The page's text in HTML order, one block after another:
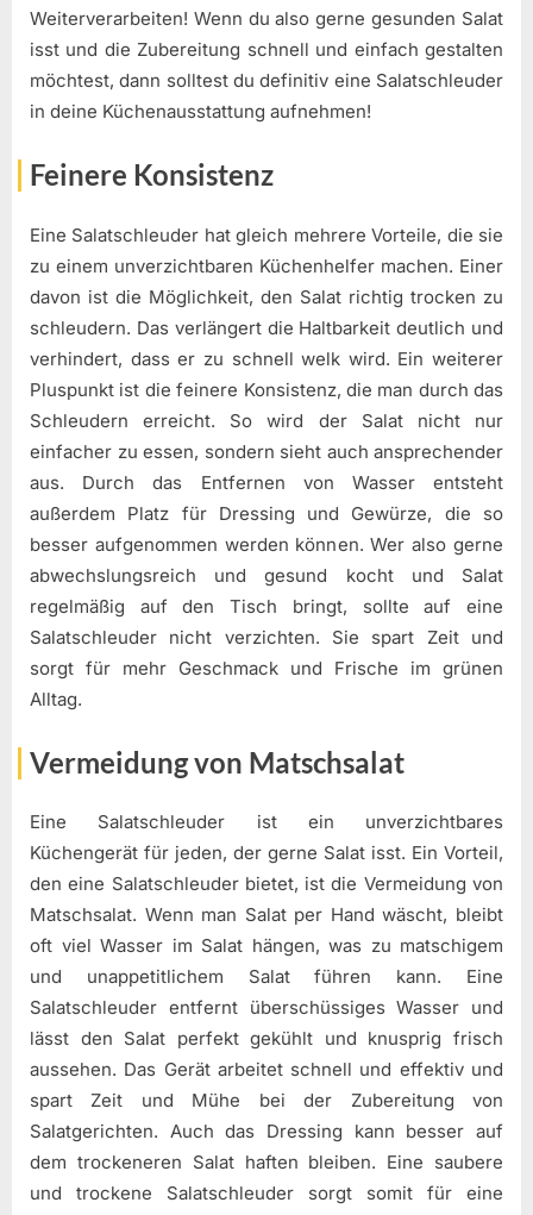
Weiterverarbeiten! Wenn du also gerne gesunden Salat
isst und die Zubereitung schnell und einfach gestalten
möchtest, dann solltest du definitiv eine Salatschleuder
in deine Küchenausstattung aufnehmen!
Feinere Konsistenz
Eine Salatschleuder hat gleich mehrere Vorteile, die sie
zu einem unverzichtbaren Küchenhelfer machen. Einer
davon ist die Möglichkeit, den Salat richtig trocken zu
schleudern. Das verlängert die Haltbarkeit deutlich und
verhindert, dass er zu schnell welk wird. Ein weiterer
Pluspunkt ist die feinere Konsistenz, die man durch das
Schleudern erreicht. So wird der Salat nicht nur
einfacher zu essen, sondern sieht auch ansprechender
aus. Durch das Entfernen von Wasser entsteht
außerdem Platz für Dressing und Gewürze, die so
besser aufgenommen werden können. Wer also gerne
abwechslungsreich und gesund kocht und Salat
regelmäßig auf den Tisch bringt, sollte auf eine
Salatschleuder nicht verzichten. Sie spart Zeit und
sorgt für mehr Geschmack und Frische im grünen
Alltag.
Vermeidung von Matschsalat
Eine Salatschleuder ist ein unverzichtbares
Küchengerät für jeden, der gerne Salat isst. Ein Vorteil,
den eine Salatschleuder bietet, ist die Vermeidung von
Matschsalat. Wenn man Salat per Hand wäscht, bleibt
oft viel Wasser im Salat hängen, was zu matschigem
und unappetitlichem Salat führen kann. Eine
Salatschleuder entfernt überschüssiges Wasser und
lässt den Salat perfekt gekühlt und knusprig frisch
aussehen. Das Gerät arbeitet schnell und effektiv und
spart Zeit und Mühe bei der Zubereitung von
Salatgerichten. Auch das Dressing kann besser auf
dem trockeneren Salat haften bleiben. Eine saubere
und trockene Salatschleuder sorgt somit für eine